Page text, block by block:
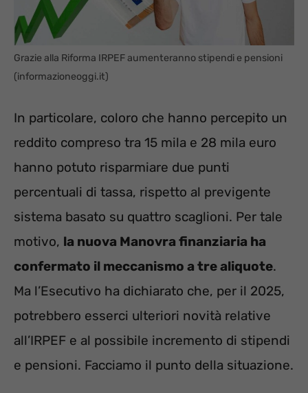
Grazie alla Riforma IRPEF aumenteranno stipendi e pensioni
(informazioneoggi.it)
In particolare, coloro che hanno percepito un
reddito compreso tra 15 mila e 28 mila euro
hanno potuto risparmiare due punti
percentuali di tassa, rispetto al previgente
sistema basato su quattro scaglioni. Per tale
motivo, la nuova Manovra finanziaria ha
confermato il meccanismo a tre aliquote.
Ma l’Esecutivo ha dichiarato che, per il 2025,
potrebbero esserci ulteriori novità relative
all’IRPEF e al possibile incremento di stipendi
e pensioni. Facciamo il punto della situazione.